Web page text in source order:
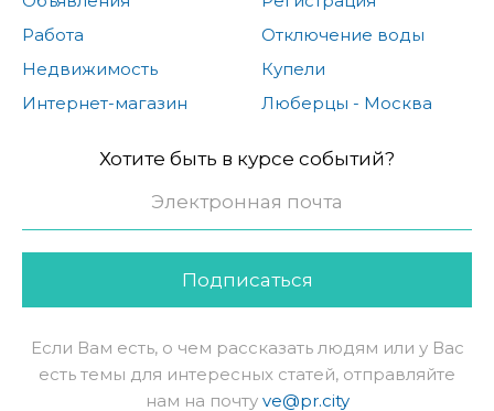
Работа
Недвижимость
Интернет-магазин
Отключение воды
Купели
Люберцы - Москва
Хотите быть в курсе событий?
Подписаться
Если Вам есть, о чем рассказать людям или у Вас
есть темы для интересных статей, отправляйте
нам на почту ve@pr.city